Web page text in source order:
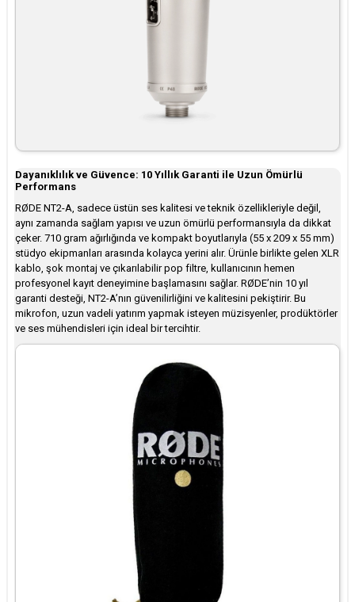
Dayanıklılık ve Güvence: 10 Yıllık Garanti ile Uzun Ömürlü
Performans
RØDE NT2-A, sadece üstün ses kalitesi ve teknik özellikleriyle değil,
aynı zamanda sağlam yapısı ve uzun ömürlü performansıyla da dikkat
çeker. 710 gram ağırlığında ve kompakt boyutlarıyla (55 x 209 x 55 mm)
stüdyo ekipmanları arasında kolayca yerini alır. Ürünle birlikte gelen XLR
kablo, şok montaj ve çıkarılabilir pop filtre, kullanıcının hemen
profesyonel kayıt deneyimine başlamasını sağlar. RØDE’nin 10 yıl
garanti desteği, NT2-A’nın güvenilirliğini ve kalitesini pekiştirir. Bu
mikrofon, uzun vadeli yatırım yapmak isteyen müzisyenler, prodüktörler
ve ses mühendisleri için ideal bir tercihtir.